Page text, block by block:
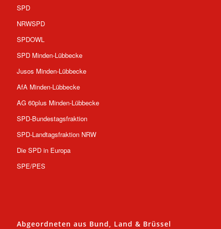
SPD
NRWSPD
SPDOWL
SPD Minden-Lübbecke
Jusos Minden-Lübbecke
AfA Minden-Lübbecke
AG 60plus Minden-Lübbecke
SPD-Bundestagsfraktion
SPD-Landtagsfraktion NRW
Die SPD in Europa
SPE/PES
Abgeordneten aus Bund, Land & Brüssel